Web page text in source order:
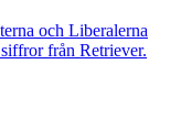
och Liberalerna
från Retriever.